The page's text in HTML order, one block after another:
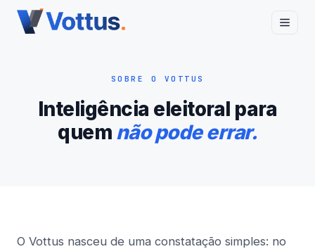
SOBRE O VOTTUS
Inteligência eleitoral para
quem não pode errar.
O Vottus nasceu de uma constatação simples: no